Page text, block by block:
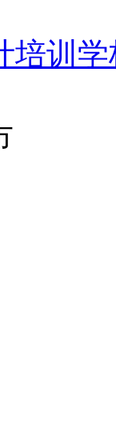
培训学